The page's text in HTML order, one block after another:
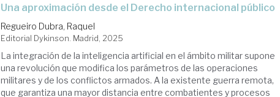
Una aproximación desde el Derecho internacional público
Regueiro Dubra, Raquel
Editorial Dykinson. Madrid, 2025
La integración de la inteligencia artificial en el ámbito militar supone
una revolución que modifica los parámetros de las operaciones
militares y de los conflictos armados. A la existente guerra remota,
que garantiza una mayor distancia entre combatientes y procesos